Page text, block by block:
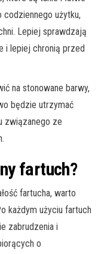
użytku,
Lepiej sprawdzają
i lepiej chronią przed
na stonowane barwy,
będzie utrzymać
związanego ze
fartuch?
fartucha, warto
każdym użyciu fartuch
zabrudzenia i
o